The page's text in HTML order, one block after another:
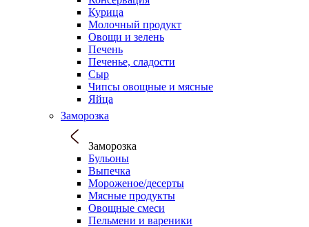
Курица
Молочный продукт
Овощи и зелень
Печень
Печенье, сладости
Сыр
Чипсы овощные и мясные
Яйца
Заморозка
Заморозка
Бульоны
Выпечка
Мороженое/десерты
Мясные продукты
Овощные смеси
Пельмени и вареники